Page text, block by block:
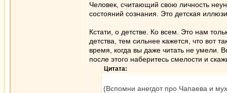
Человек, считающий свою личность
состояний сознания. Это детская
Кстати, о детстве. Ко всем. Это нам
детства, тем сильнее кажется, что вот
время, когда вы даже читать не умели.
после этого наберитесь смелости и
Цитата:
(Вспомни анегдот про Чапаева и